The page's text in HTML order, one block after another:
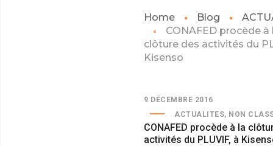
Home Blog
CONAFED procède à
clôture des activités du
Kisenso
9 DÉCEMBRE 2016
ACTUALITES, NON
CONAFED procède à la
activités du PLUVIF, à